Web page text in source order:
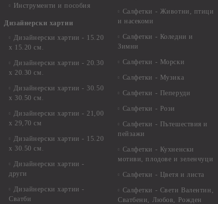
Инструменти и пособия
Дизайнерски хартии
Дизайнерски хартии - 15.20
х 15.20 см.
Дизайнерски хартии - 20.30
х 20.30 см.
Дизайнерски хартии - 30.50
х 30.50 см.
Дизайнерски хартии - 21,00
х 29,70 см
Дизайнерски хартии - 15.20
x 30.50 см.
Дизайнерски хартии -
други
Дизайнерски хартии -
Сватби
Салфетки - Животни, птици
и насекоми
Салфетки - Коледни и
Зимни
Салфетки - Морски
Салфетки - Музика
Салфетки - Пеперуди
Салфетки - Рози
Салфетки - Пътешествия и
пейзажи
Салфетки - Кухненски
мотиви, плодове и зеленчуци
Салфетки - Цветя и листа
Салфетки - Свети Валентин,
Сватбени, Любов, Рожден